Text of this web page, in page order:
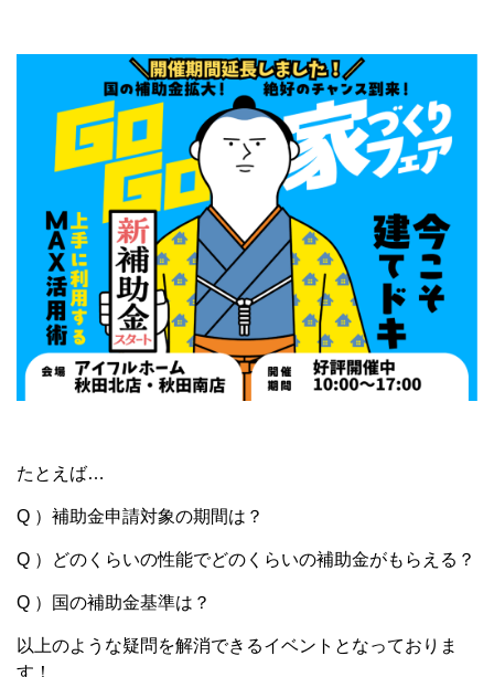
たとえば…
Q ）補助金申請対象の期間は？
Q ）どのくらいの性能でどのくらいの補助金がもらえる？
Q ）国の補助金基準は？
以上のような疑問を解消できるイベントとなっておりま
す！